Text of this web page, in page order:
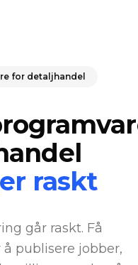
for detaljhandel
raskt
går raskt. Få
publisere jobber,